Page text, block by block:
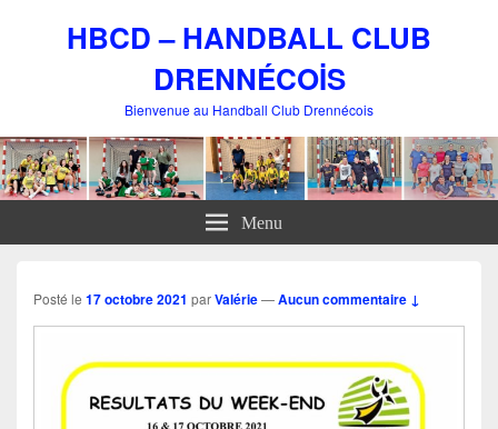
HBCD – HANDBALL CLUB
DRENNÉCOİS
Bienvenue au Handball Club Drennécois
Menu
Posté le 17 octobre 2021 parValérie—Aucun commentaire ↓